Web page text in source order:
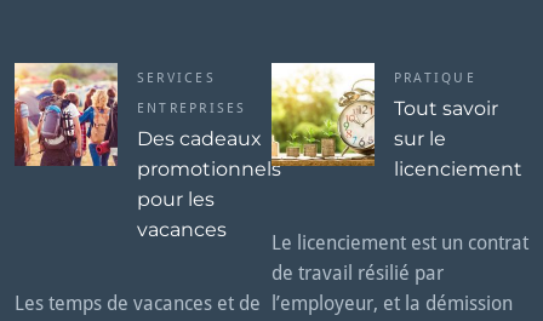
t
SERVICES
ENTREPRISES
Des cadeaux
promotionnels
pour les
vacances
Les temps de vacances et de
PRATIQUE
Tout savoir
sur le
licenciement
Le licenciement est un contrat
de travail résilié par
l’employeur, et la démission